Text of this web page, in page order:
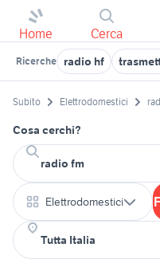
Home Cerca
Ricerche radio hf
Subito Elettrodomestici
Cosa cerchi?
Elettrodomestici